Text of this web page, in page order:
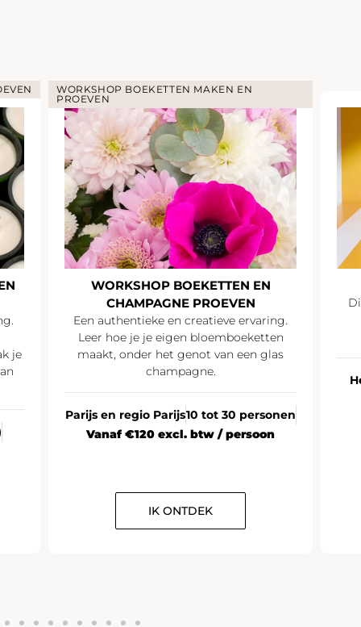
je
WORKSHOP BOEKETTEN MAKEN EN
PROEVEN
WORKSHOP BOEKETTEN EN
CHAMPAGNE PROEVEN
Een authentieke en creatieve ervaring.
Leer hoe je je eigen bloemboeketten
maakt, onder het genot van een glas
champagne.
Parijs en regio Parijs10 tot 30 personen
Vanaf €120 excl. btw / persoon
IK ONTDEK